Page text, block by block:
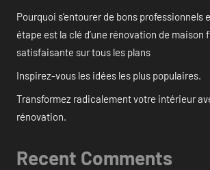
Pourquoi s’entourer de bons professionnels
étape est la clé d’une rénovation de
satisfaisante sur tous les plans
Inspirez-vous les idées les plus populaires.
Transformez radicalement votre intérieur
rénovation.
Recent Comments